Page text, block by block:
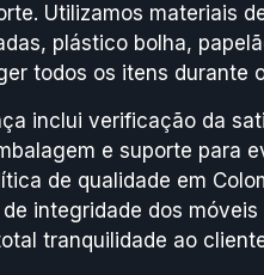
Utilizamos materiais
plástico bolha,
todos os itens durante
inclui verificação da
e suporte para
de qualidade em
integridade dos móveis
tranquilidade ao